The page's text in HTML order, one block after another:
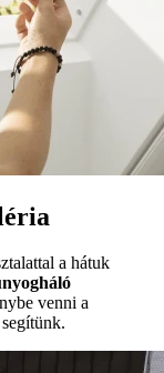
a hátuk
venni a